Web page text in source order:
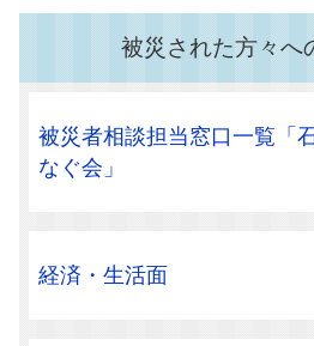
被災された方々へ
被災者相談担当窓口一覧「
なぐ会」
経済・生活面